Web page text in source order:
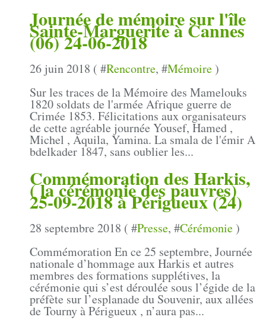
Journée de mémoire sur l'île
Sainte-Marguerite à Cannes
(06) 24-06-2018
26 juin 2018 ( #Rencontre, #Mémoire)
Sur les traces de la Mémoire des Mamelouks
1820 soldats de l'armée Afrique guerre de
Crimée 1853. Félicitations aux organisateurs
de cette agréable journée Yousef, Hamed ,
Michel , Aquila, Yamina. La smala de l'émir A
bdelkader 1847, sans oublier les...
Commémoration des Harkis,
( la cérémonie des pauvres)
25-09-2018 à Périgueux (24)
28 septembre 2018 ( #Presse, #Cérémonie)
Commémoration En ce 25 septembre, Journée
nationale d’hommage aux Harkis et autres
membres des formations supplétives, la
cérémonie qui s’est déroulée sous l’égide de la
préfète sur l’esplanade du Souvenir, aux allées
de Tourny à Périgueux , n’aura pas...